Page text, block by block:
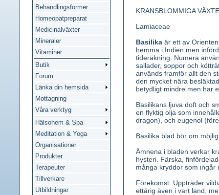
Behandlingsformer
Homeopatpreparat
Medicinalväxter
Mineraler
Vitaminer
Butik
Forum
Länka din hemsida
Mottagning
Våra verktyg
Hälsohem & Spa
Meditation & Yoga
Organisationer
Produkter
Terapeuter
Tillverkare
Utbildningar
KRANSBLOMMIGA
Lamiaceae
Basilika är ett av
hemma i Indien men
tideräkning. Numera
sallader, soppor och
används framför allt den
den mycket nära
betydligt mindre men har
Basilikans ljuva doft och
en flyktig olja som
dragon), och eugenol
Basilika blad bör om
Ämnena i bladen verkar
hysteri. Färska,
många kryddor som ingår
Förekomst: Uppträder
ettårig även i vart land,